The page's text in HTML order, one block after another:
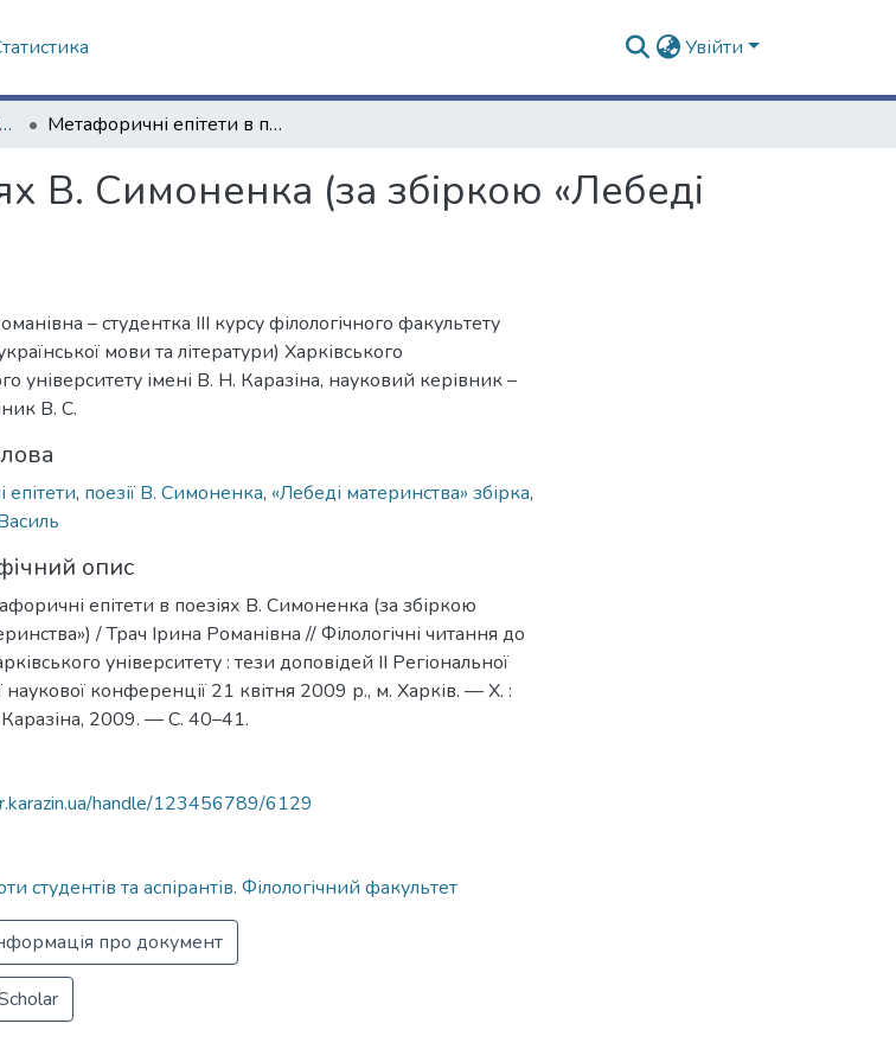
Увійти
Наукові роботи студентів та аспірантів. Філологічний факультет Метафоричні епітети в поезіях В. Симоненка (за збіркою «Лебеді материнства»)
В. Симоненка (за збіркою «Лебеді
– студентка ІІІ курсу філологічного факультету
мови та літератури) Харківського
університету імені В. Н. Каразіна, науковий керівник –
В. С.
, поезії В. Симоненка, «Лебеді материнства» збірка,
опис
епітети в поезіях В. Симоненка (за збіркою
/ Трач Ірина Романівна // Філологічні читання до
університету : тези доповідей ІІ Регіональної
наукової конференції 21 квітня 2009 р., м. Харків. — Х. :
2009. — С. 40–41.
handle/123456789/6129
студентів та аспірантів. Філологічний факультет
про документ